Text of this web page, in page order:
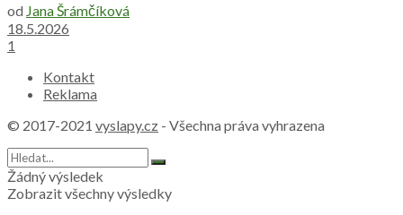
od Jana Šrámčíková
18.5.2026
1
Kontakt
Reklama
© 2017-2021 vyslapy.cz - Všechna práva vyhrazena
Žádný výsledek
Zobrazit všechny výsledky